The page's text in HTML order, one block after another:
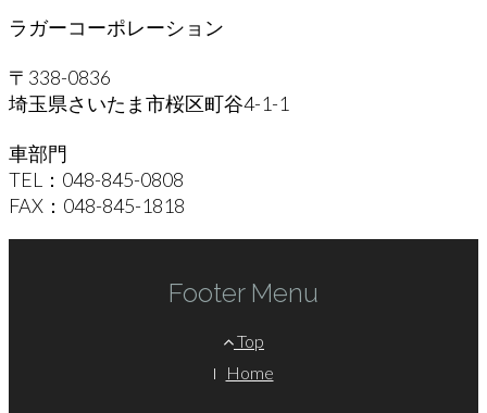
ラガーコーポレーション
〒338-0836
埼玉県さいたま市桜区町谷4-1-1
車部門
TEL：048-845-0808
FAX：048-845-1818
Footer Menu
Top
Home